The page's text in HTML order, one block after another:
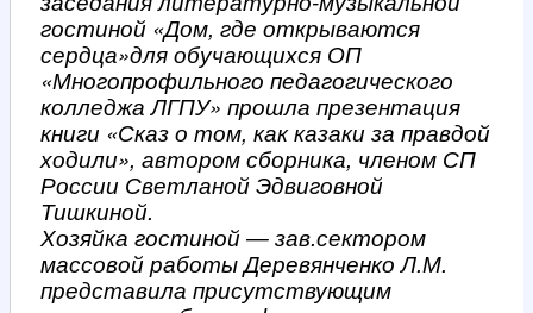
гостиной «Дом, где открываются
сердца»для обучающихся ОП
«Многопрофильного педагогического
колледжа ЛГПУ» прошла презентация
книги «Сказ о том, как казаки за правдой
ходили», автором сборника, членом СП
России Светланой Эдвиговной
Тишкиной.
Хозяйка гостиной — зав.сектором
массовой работы Деревянченко Л.М.
представила присутствующим